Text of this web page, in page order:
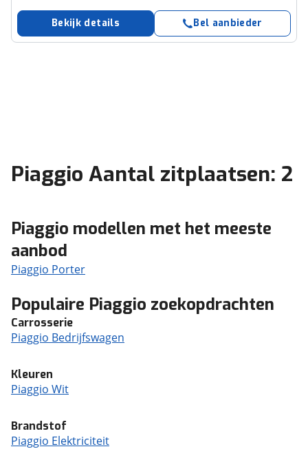
Bekijk details Bel aanbieder
Piaggio Aantal zitplaatsen: 2
Piaggio modellen met het meeste
aanbod
Piaggio Porter
Populaire Piaggio zoekopdrachten
Carrosserie
Piaggio Bedrijfswagen
Kleuren
Piaggio Wit
Brandstof
Piaggio Elektriciteit